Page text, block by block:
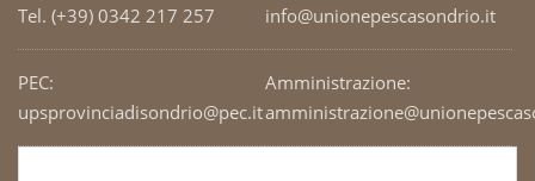
Tel. (+39) 0342 217 257
PEC:
upsprovinciadisondrio@pec.it
info@unionepescasondrio.it
Amministrazione: